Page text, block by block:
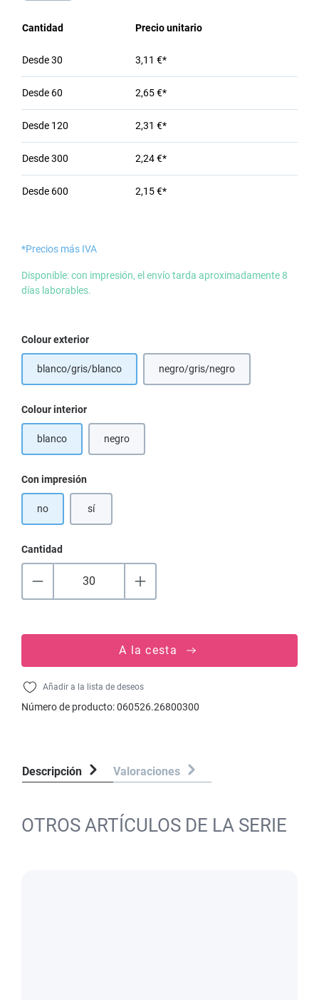
Cantidad Precio unitario
Desde30 3,11 €*
Desde 60 2,65 €*
Desde 120 2,31 €*
Desde300 2,24 €*
Desde 600 2,15 €*
*Precios más IVA
Disponible: con impresión, el envío tarda aproximadamente 8
días laborables.
Seleccione
Colour exterior
blanco/gris/blanco negro/gris/negro(Esta opción no está
Seleccione
Colour interior
blanco negro(Esta opción no está disponible en este momento.)
Seleccione
Con impresión
no sí
Cantidad
A la cesta
Añadir a la lista de deseos
Número de producto:060526.26800300
Descripción Valoraciones
OTROS ARTÍCULOS DE LA SERIE